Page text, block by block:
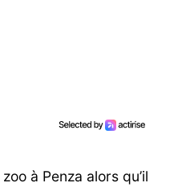
à Penza alors qu’il